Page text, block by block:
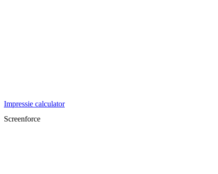
Impressie calculator
Screenforce